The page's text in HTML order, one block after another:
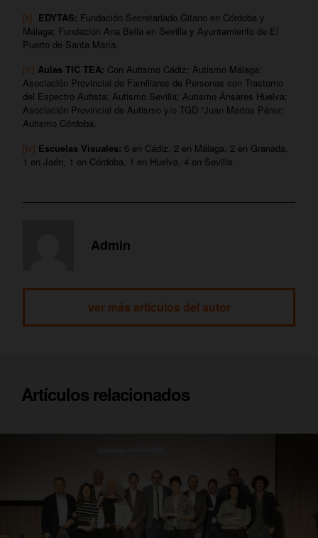
[ii] EDYTAS: Fundación Secretariado Gitano en Córdoba y
Málaga; Fundación Ana Bella en Sevilla y Ayuntamiento de El
Puerto de Santa María.
[iii] Aulas TIC TEA: Con Autismo Cádiz; Autismo Málaga;
Asociación Provincial de Familiares de Personas con Trastorno
del Espectro Autista; Autismo Sevilla; Autismo Ánsares Huelva;
Asociación Provincial de Autismo y/o TGD “Juan Martos Pérez;
Autismo Córdoba.
[iv] Escuelas Visuales: 6 en Cádiz, 2 en Málaga, 2 en Granada,
1 en Jaén, 1 en Córdoba, 1 en Huelva, 4 en Sevilla.
Admin
ver más artículos del autor
Artículos relacionados